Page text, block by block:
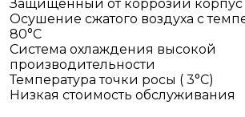
Защищенный от коррозии корпус
Осушение сжатого воздуха с
80°С
Система охлаждения высокой
производительности
Температура точки росы ( 3°С)
Низкая стоимость обслуживания